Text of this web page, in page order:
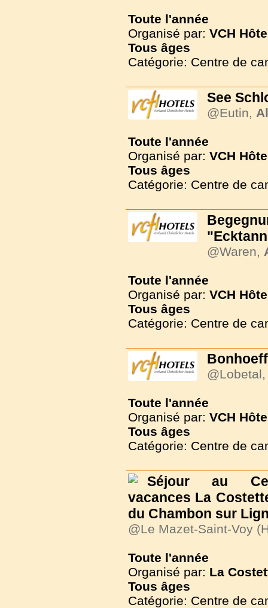
Toute l'année
Organisé par: VCH
Tous âges
Catégorie: Centre de
See
@Eutin,
Toute l'année
Organisé par: VCH
Tous âges
Catégorie: Centre de
@Waren,
Toute l'année
Organisé par: VCH
Tous âges
Catégorie: Centre de
Toute l'année
Organisé par: VCH
Tous âges
Catégorie: Centre de
Séjour au
vacances La
du Chambon sur
@Le Mazet-Saint-Voy
Toute l'année
Organisé par: La
Tous âges
Catégorie: Centre de